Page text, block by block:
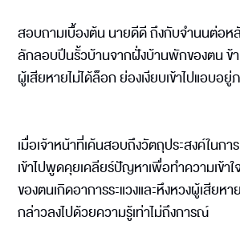
สอบถามเบื้องต้น นายดีดี ถึงกับจำนนต่อ
ลักลอบปีนรั้วบ้านจากฝั่งบ้านพักของตน ข้
ผู้เสียหายไม่ได้ล็อก ย่องเงียบเข้าไปแอบอ
เมื่อเจ้าหน้าที่เค้นสอบถึงวัตถุประสงค์ในก
เข้าไปพูดคุยเคลียร์ปัญหาเพื่อทำความเข้
ของตนเกิดอาการระแวงและหึงหวงผู้เสีย
กล่าวลงไปด้วยความรู้เท่าไม่ถึงการณ์